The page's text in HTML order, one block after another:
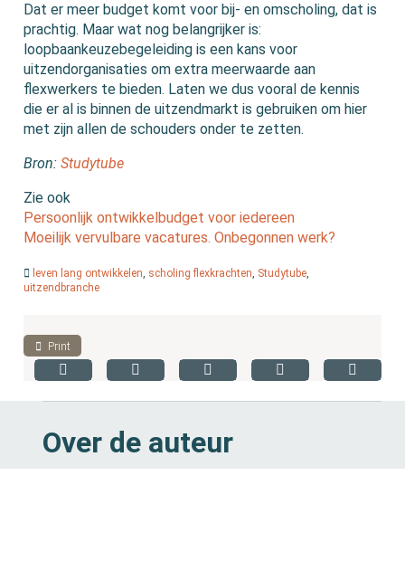
Dat er meer budget komt voor bij- en omscholing, dat is
prachtig. Maar wat nog belangrijker is:
loopbaankeuzebegeleiding is een kans voor
uitzendorganisaties om extra meerwaarde aan
flexwerkers te bieden. Laten we dus vooral de kennis
die er al is binnen de uitzendmarkt is gebruiken om hier
met zijn allen de schouders onder te zetten.
Bron:Studytube
Zie ook
Persoonlijk ontwikkelbudget voor iedereen
Moeilijk vervulbare vacatures. Onbegonnen werk?
leven lang ontwikkelen scholing flexkrachten Studytube
uitzendbranche
Print
Over de auteur